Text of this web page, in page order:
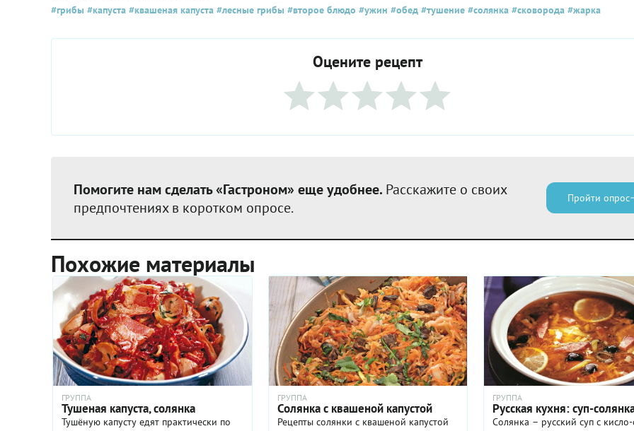
#грибы #капуста #квашеная капуста #лесные грибы #второе блюдо #ужин #обед #тушение #солянка #сковорода #жарка
Оцените рецепт
Помогите нам сделать «Гастроном» еще удобнее. Расскажите о своих
предпочтениях в коротком опросе.
Пройти опрос
Похожие материалы
ГРУППА
Тушеная капуста, солянка
Тушёную капусту едят практически по
ГРУППА
Солянка с квашеной капустой
Рецепты солянки с квашеной капустой
ГРУППА
Русская кухня: суп-
Солянка – русский суп с